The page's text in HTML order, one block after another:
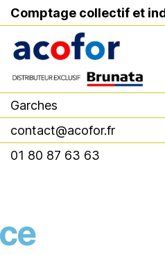
Comptage collectif et
Comptage collectif et
Garches
contact@acofor.fr
01 80 87 63 63